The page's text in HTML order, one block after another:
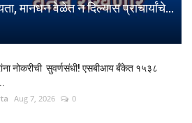
मानधन वेळेत न दिल्यास प्राचार्यांचे...
नोकरीची सुवर्णसंधी! एसबीआय बँकेत १५३८
Aug 7, 2026 0